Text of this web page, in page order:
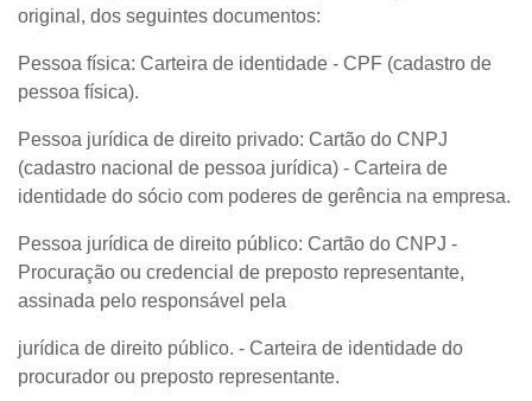
original, dos seguintes documentos:
Pessoa física: Carteira de identidade - CPF (cadastro de
pessoa física).
Pessoa jurídica de direito privado: Cartão do CNPJ
(cadastro nacional de pessoa jurídica) - Carteira de
identidade do sócio com poderes de gerência na empresa.
Pessoa jurídica de direito público: Cartão do CNPJ -
Procuração ou credencial de preposto representante,
assinada pelo responsável pela
jurídica de direito público. - Carteira de identidade do
procurador ou preposto representante.